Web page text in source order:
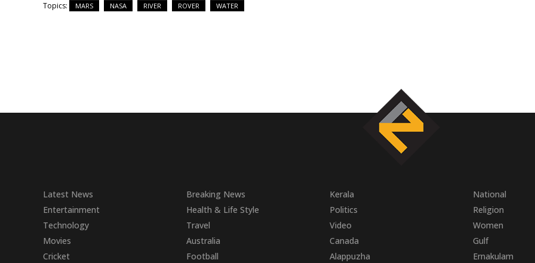
Topics: MARS NASA RIVER ROVER WATER
Latest News Breaking News Kerala National
Entertainment
Health & Life Style Politics Religion
Technology
Travel Video Women
Movies
Australia Canada Gulf
Cricket
Football Alappuzha Ernakulam